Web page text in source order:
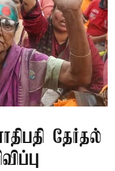
தேர்தல்